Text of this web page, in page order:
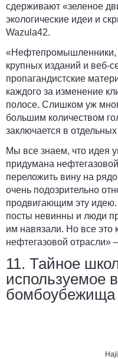
сдерживают «зеленое
экологические идеи и
Wazula42.
«Нефтепромышленники,
крупных изданий и веб-
пропагандистские
каждого за изменение
полосе. Слишком уж
большим количеством
заключается в
Мы все знаем, что идея
придумана
переложить вину на
очень подозрительно
продвигающим эту
посты невинны и люди
им навязали. Но все
нефтегазовой отрасли» –
11. Тайное
используемое
бомбоубежища